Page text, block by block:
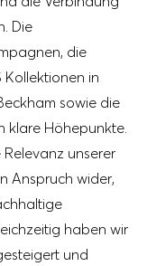
Die
die
Kollektionen in
sowie die
klare Höhepunkte.
unserer
Anspruch wider,
haben wir
und